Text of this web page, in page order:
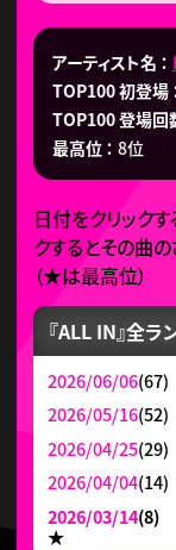
アーティスト名
TOP100 初登場
TOP100 登場回
最高位
8位
日付をクリック
クするとその曲
（★は最高位）
『ALL IN』全ラ
2026/06/06(67)
2026/05/16(52)
2026/04/25(29)
2026/04/04(14)
2026/03/14(8)
★